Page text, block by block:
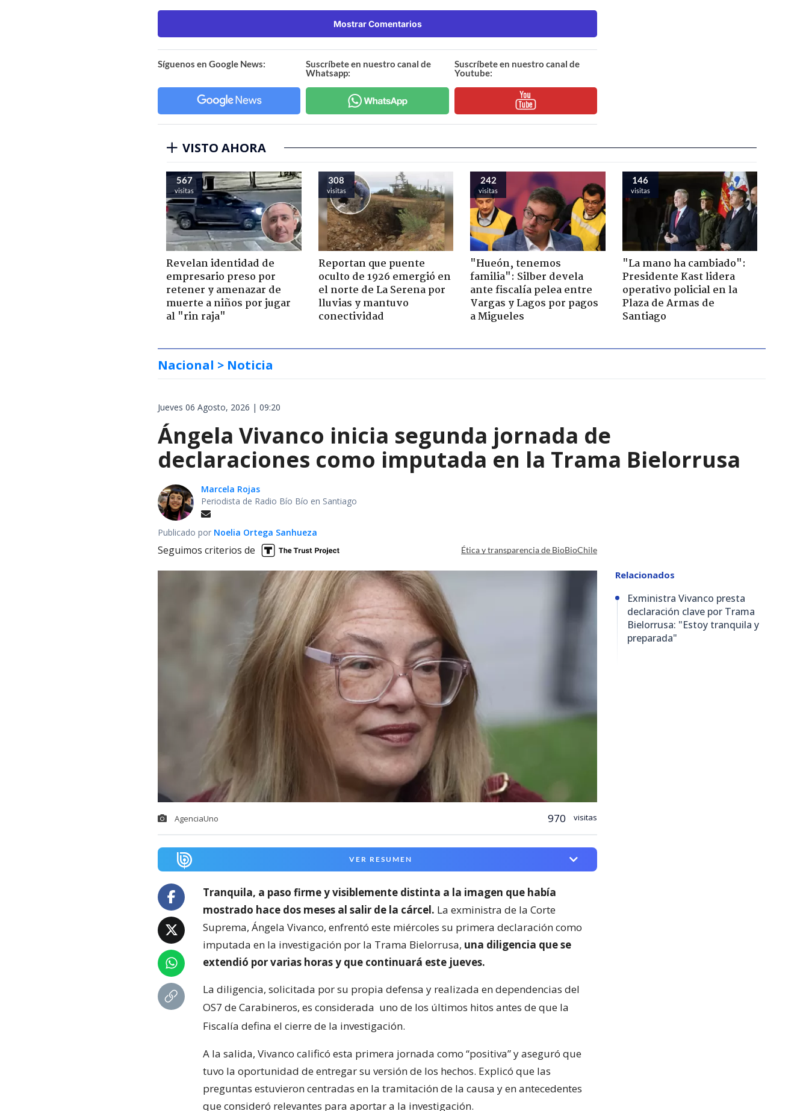
Mostrar Comentarios
Síguenos en Google News:
Suscríbete en nuestro canal de
Whatsapp:
Suscríbete en nuestro canal de
Youtube:
VISTO AHORA
567
visitas
Revelan identidad de
empresario preso por
retener y amenazar de
muerte a niños por jugar
al "rin raja"
308
visitas
Reportan que puente
oculto de 1926 emergió en
el norte de La Serena por
lluvias y mantuvo
conectividad
242
visitas
"Hueón, tenemos
familia": Silber devela
ante fiscalía pelea entre
Vargas y Lagos por pagos
a Migueles
146
visitas
"La mano ha cambiado":
Presidente Kast lidera
operativo policial en la
Plaza de Armas de
Santiago
Nacional > Noticia
Jueves 06 Agosto, 2026 | 09:20
Ángela Vivanco inicia segunda jornada de
declaraciones como imputada en la Trama Bielorrusa
Marcela Rojas
Periodista de Radio Bío Bío en Santiago
Publicado por Noelia Ortega Sanhueza
Seguimos criterios de Ética y transparencia de BioBioChile
AgenciaUno 970 visitas
VER RESUMEN
Tranquila, a paso firme y visiblemente distinta a la imagen que había
mostrado hace dos meses al salir de la cárcel. La exministra de la Corte
Suprema, Ángela Vivanco, enfrentó este miércoles su primera declaración como
imputada en la investigación por la Trama Bielorrusa, una diligencia que se
extendió por varias horas y que continuará este jueves.
La diligencia, solicitada por su propia defensa y realizada en dependencias del
OS7 de Carabineros, es considerada uno de los últimos hitos antes de que la
Fiscalía defina el cierre de la investigación.
A la salida, Vivanco calificó esta primera jornada como “positiva” y aseguró que
tuvo la oportunidad de entregar su versión de los hechos. Explicó que las
preguntas estuvieron centradas en la tramitación de la causa y en antecedentes
que consideró relevantes para aportar a la investigación.
Relacionados
Exministra Vivanco presta
declaración clave por Trama
Bielorrusa: "Estoy tranquila y
preparada"